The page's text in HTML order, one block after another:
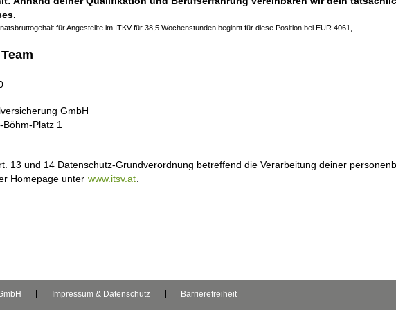
für Angestellte im ITKV für 38,5 Wochenstunden beginnt für diese Position bei EUR 4061,-.
GmbH
Platz 1
13 und 14 Datenschutz-Grundverordnung betreffend die Verarbeitung deiner
Homepage unter www.itsv.at
Impressum & Datenschutz Barrierefreiheit